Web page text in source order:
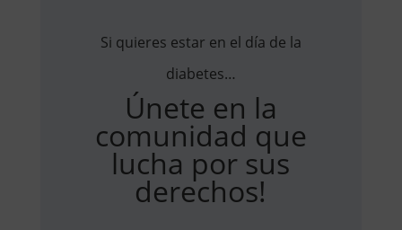
Si quieres estar en el día de la
diabetes…
Únete en la
comunidad que
lucha por sus
derechos!